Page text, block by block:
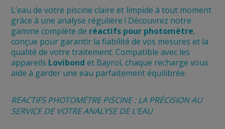
L’eau de votre piscine claire et limpide à tout moment
grâce à une analyse régulière ! Découvrez notre
gamme complète de réactifs pour photomètre,
conçue pour garantir la fiabilité de vos mesures et la
qualité de votre traitement. Compatible avec les
appareils Lovibond et Bayrol, chaque recharge vous
aide à garder une eau parfaitement équilibrée.
RÉACTIFS PHOTOMÈTRE PISCINE : LA PRÉCISION AU
SERVICE DE VOTRE ANALYSE DE L’EAU